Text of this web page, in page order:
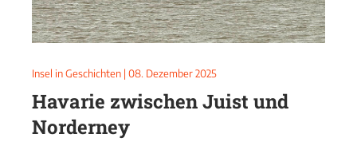
Insel in Geschichten | 08. Dezember 2025
Havarie zwischen Juist und
Norderney